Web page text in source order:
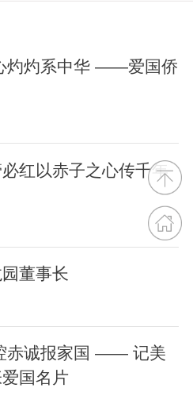
灼灼系中华 ——爱国侨
红以赤子之心传千年
董事长
赤诚报家国 —— 记美
国名片